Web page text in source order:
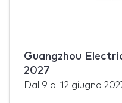
Guangzhou
2027
Dal 9 al 12 giugno